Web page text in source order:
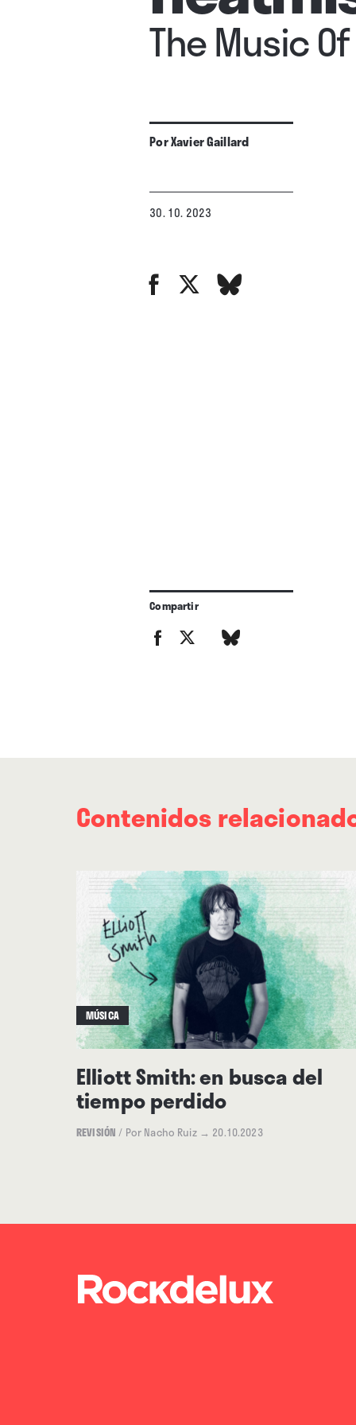
The Music
PorXavier Gaillard
30. 10. 2023
Compartir
Contenidos
MÚSICA
Elliott Smith: en busca del
tiempo perdido
REVISIÓN / Por Nacho Ruiz → 20.10.2023